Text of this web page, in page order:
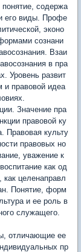
содержа
его виды. Профе
эко­но
сознани
Взаи
в пра
Уровень развит
и правовой идеа
Значение пра
правовой ку
Правовая культу
правовых но
уважение к
как од
как целенаправл
Понятие, форм
и ее роль в
служащего.
отличающие ее
пр